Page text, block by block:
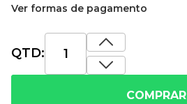
Ver formas de pagamento
QTD:
COMPRAR